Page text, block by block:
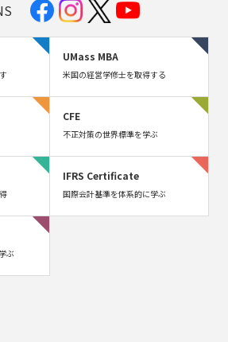
UMass MBA
米国の経営学修士を取得する
CFE
不正対策の世界標準を学ぶ
IFRS Certificate
国際会計基準を体系的に学ぶ
ぶ